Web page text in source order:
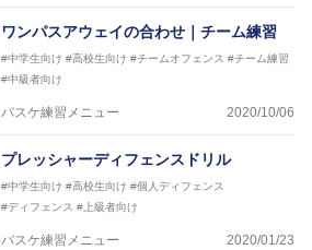
ワンパスアウェイの合わせ｜チーム練習
#中学生向け #高校生向け #チームオフェンス #チーム練習
#中級者向け
バスケ練習メニュー 2020/10/06
プレッシャーディフェンスドリル
#中学生向け #高校生向け #個人ディフェンス
#ディフェンス #上級者向け
バスケ練習メニュー 2020/01/23